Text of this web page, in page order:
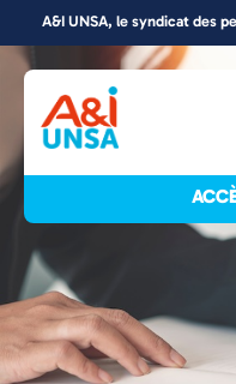
A&I UNSA, le syndicat des